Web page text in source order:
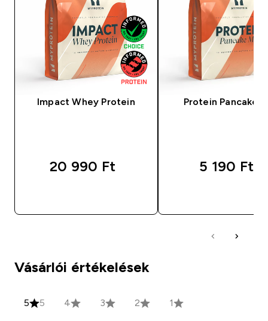
Impact Whey Protein
20 990 Ft‎
Protein Pancake
5 190 Ft‎
Vásárlói értékelések
5 5 4 3 2 1